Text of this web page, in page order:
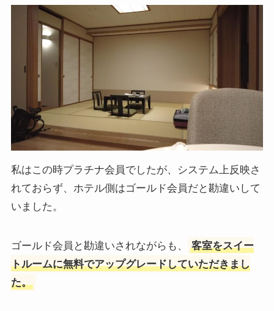
私はこの時プラチナ会員でしたが、システム上反映さ
れておらず、ホテル側はゴールド会員だと勘違いして
いました。
ゴールド会員と勘違いされながらも、
客室をスイー
トルームに無料でアップグレードしていただきまし
た。